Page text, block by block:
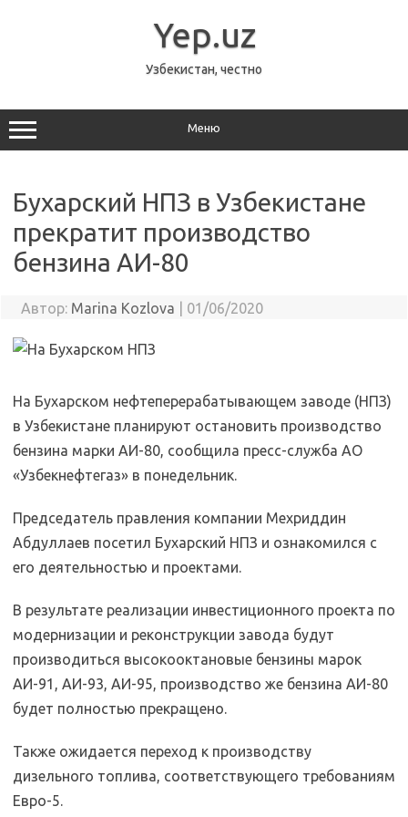
Yep.uz
Узбекистан, честно
Меню
Бухарский НПЗ в Узбекистане
прекратит производство
бензина АИ-80
Автор: Marina Kozlova 01/06/2020
На Бухарском нефтеперерабатывающем заводе (НПЗ)
в Узбекистане планируют остановить производство
бензина марки АИ-80, сообщила пресс-служба АО
«Узбекнефтегаз» в понедельник.
Председатель правления компании Мехриддин
Абдуллаев посетил Бухарский НПЗ и ознакомился с
его деятельностью и проектами.
В результате реализации инвестиционного проекта по
модернизации и реконструкции завода будут
производиться высокооктановые бензины марок
АИ-91, АИ-93, АИ-95, производство же бензина АИ-80
будет полностью прекращено.
Также ожидается переход к производству
дизельного топлива, соответствующего требованиям
Евро-5.